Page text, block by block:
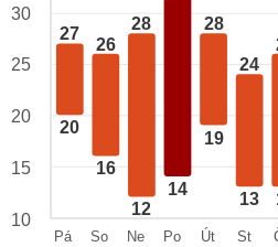
27
20
26
16
28
12
14
28
19
24
13
30
25
20
15
10
Pá
So
Ne
Po
Út
St